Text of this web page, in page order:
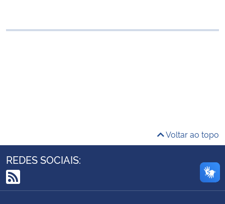
Ministério do Desenvolvimento Regional
Voltar ao topo
REDES SOCIAIS:
RSS